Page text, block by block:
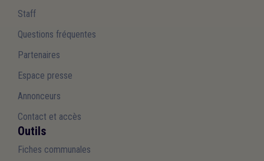
Staff
Questions fréquentes
Partenaires
Espace presse
Annonceurs
Contact et accès
Outils
Fiches communales